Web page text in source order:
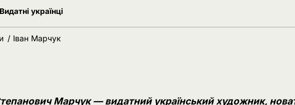
Видатні українці
Іван Марчук
Марчук — видатний український художник,